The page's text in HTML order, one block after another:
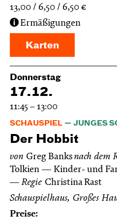
13,00
6,50 6,50 €
Ermäßigungen
Karten
Donnerstag
17.12.
11:45 – 13:00
SCHAUSPIEL JUNGES
Der Hobbit
von Greg Banks nach dem
Tolkien
Kinder- und
Regie Christina Rast
Schauspielhaus, Großes
Preise: